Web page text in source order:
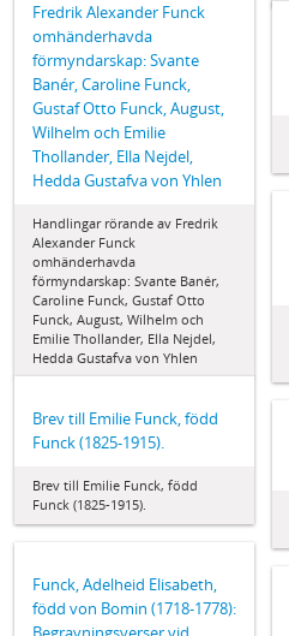
Fredrik Alexander Funck
omhänderhavda
förmyndarskap: Svante
Banér, Caroline Funck,
Gustaf Otto Funck, August,
Wilhelm och Emilie
Thollander, Ella Nejdel,
Hedda Gustafva von Yhlen
Handlingar rörande av Fredrik
Alexander Funck
omhänderhavda
förmyndarskap: Svante Banér,
Caroline Funck, Gustaf Otto
Funck, August, Wilhelm och
Emilie Thollander, Ella Nejdel,
Hedda Gustafva von Yhlen
Brev till Emilie Funck, född
Funck (1825-1915).
Brev till Emilie Funck, född
Funck (1825-1915).
Funck, Adelheid Elisabeth,
född von Bomin (1718-1778):